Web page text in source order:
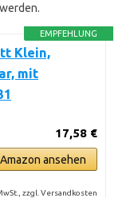
EMPFEHLUNG
Klein,
mit
17,58 €
ansehen
zzgl. Versandkosten